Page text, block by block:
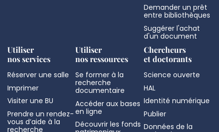
Demander un prêt
entre bibliothèques
Suggérer l'achat
d'un document
Utiliser
nos services
Réserver une salle
Imprimer
Visiter une BU
Prendre un rendez-
vous d’aide à la
recherche
Utiliser
nos ressources
Se former à la
recherche
documentaire
Accéder aux bases
en ligne
Découvrir les fonds
Chercheurs
et doctorants
Science ouverte
HAL
Identité numérique
Publier
Données de la